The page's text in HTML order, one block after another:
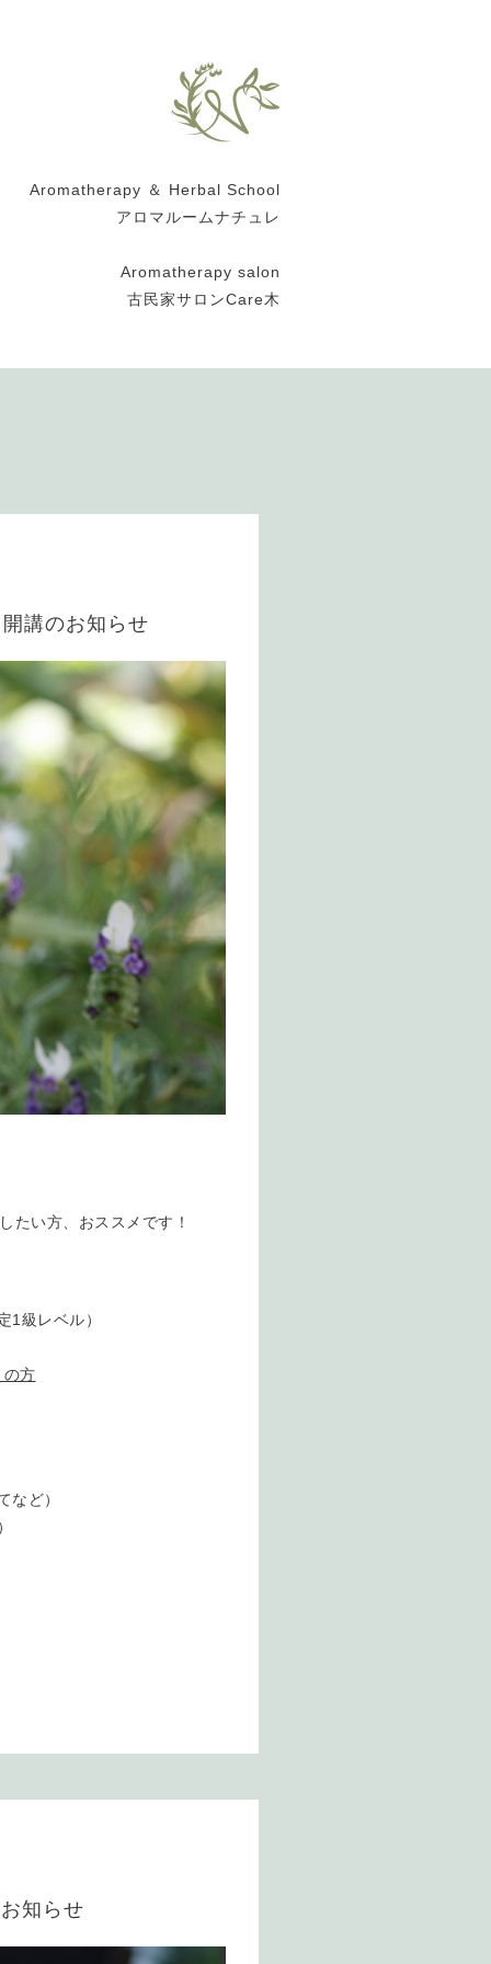
Aromatherapy ＆ Herbal School
アロマルームナチュレ
Aromatherapy salon
古民家サロンCare木
講のお知らせ
たい方、おススメです！
1級レベル）
方
など）
知らせ